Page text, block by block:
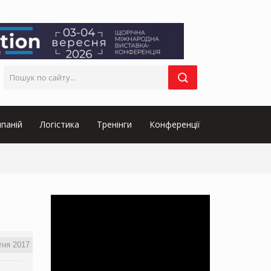
Логістика Тренінги Конференції
2017